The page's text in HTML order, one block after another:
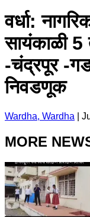
वर्धा:
सायंकाळी 5
-चंद्रपूर -
निवडणूक
Wardha, Wardha
MORE